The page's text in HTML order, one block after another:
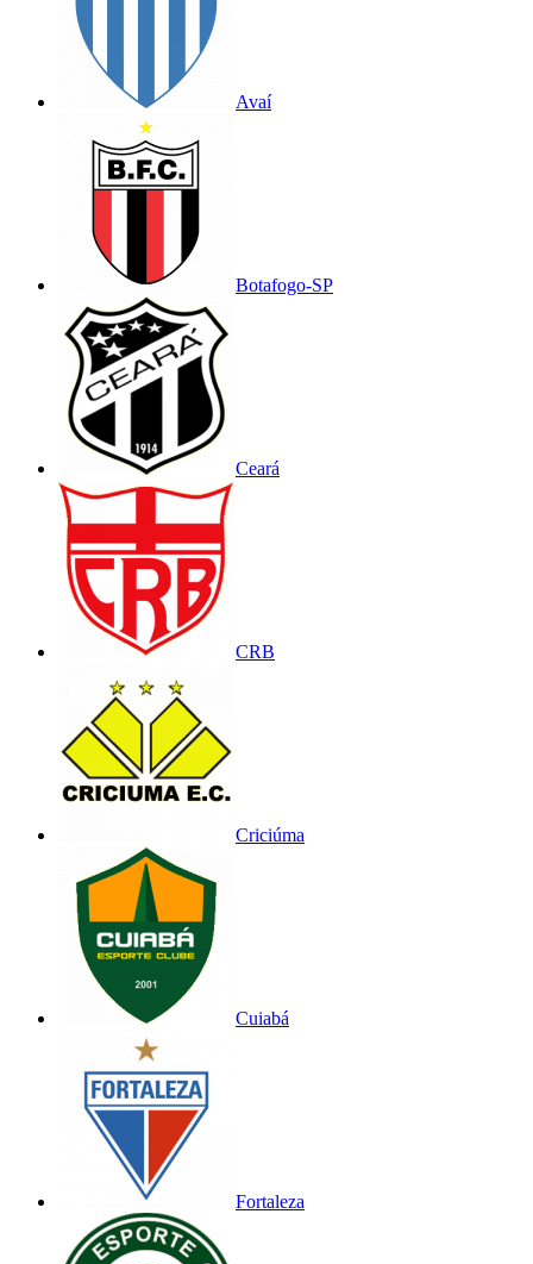
Avaí
Botafogo-SP
Ceará
CRB
Criciúma
Cuiabá
Fortaleza